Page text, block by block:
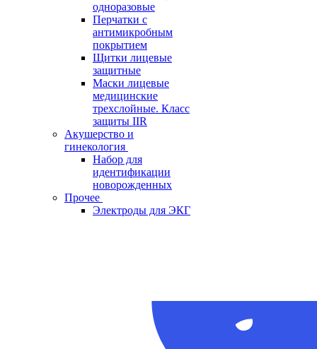
одноразовые
Перчатки с
антимикробным
покрытием
Щитки лицевые
защитные
Маски лицевые
медицинские
трехслойные. Класс
защиты IIR
Акушерство и
гинекология
Набор для
идентификации
новорожденных
Прочее
Электроды для ЭКГ